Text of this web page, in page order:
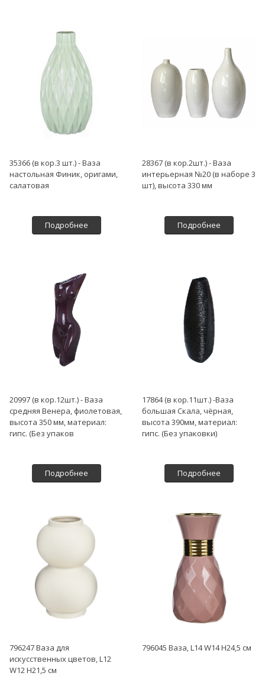
35366 (в кор.3 шт.) - Ваза
настольная Финик, оригами,
салатовая
Подробнее
28367 (в кор.2шт.) - Ваза
интерьерная №20 (в наборе 3
шт), высота 330 мм
Подробнее
20997 (в кор.12шт.) - Ваза
средняя Венера, фиолетовая,
высота 350 мм, материал:
гипс. (Без упаков
Подробнее
17864 (в кор.11шт.) -Ваза
большая Скала, чёрная,
высота 390мм, материал:
гипс. (Без упаковки)
Подробнее
796247 Ваза для
искусственных цветов, L12
W12 H21,5 см
796045 Ваза, L14 W14 H24,5 см